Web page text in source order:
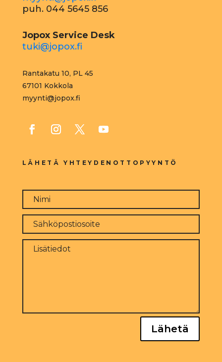
puh. 044 5645 856
Jopox Service Desk
tuki@jopox.fi
Rantakatu 10, PL 45
67101 Kokkola
myynti@jopox.fi
LÄHETÄ YHTEYDENOTTOPYYNTÖ
Lähetä